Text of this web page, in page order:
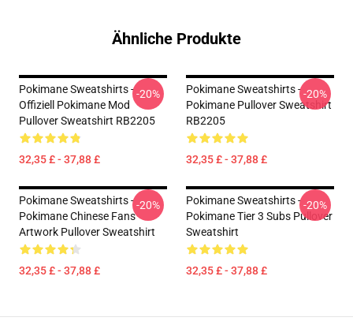
Ähnliche Produkte
Pokimane Sweatshirts -
Offiziell Pokimane Mod
Pullover Sweatshirt RB2205
32,35 £ - 37,88 £
-20%
Pokimane Sweatshirts -
Pokimane Pullover Sweatshirt
RB2205
32,35 £ - 37,88 £
-20%
Pokimane Sweatshirts -
Pokimane Chinese Fans
Artwork Pullover Sweatshirt
32,35 £ - 37,88 £
-20%
Pokimane Sweatshirts -
Pokimane Tier 3 Subs Pullover
Sweatshirt
32,35 £ - 37,88 £
-20%